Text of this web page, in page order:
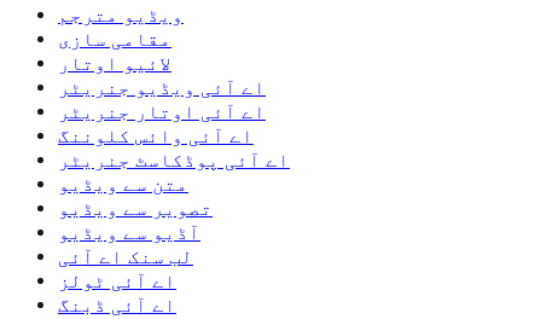
ویڈیو مترجم
مقامی سازی
لائیو اوتار
اے آئی ویڈیو جنریٹر
اے آئی اوتار جنریٹر
اے آئی وائس کلوننگ
اے آئی پوڈکاسٹ جنریٹر
متن سے ویڈیو
تصویر سے ویڈیو
آڈیو سے ویڈیو
لب سنک اے آئی
اے آئی ٹولز
اے آئی ڈبنگ